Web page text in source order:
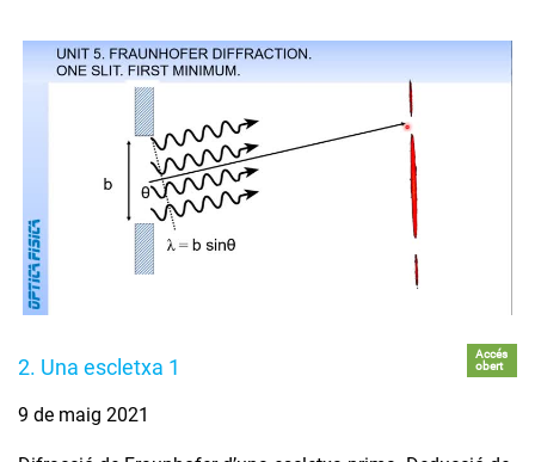
2. Una escletxa 1
Accés
obert
9 de maig 2021